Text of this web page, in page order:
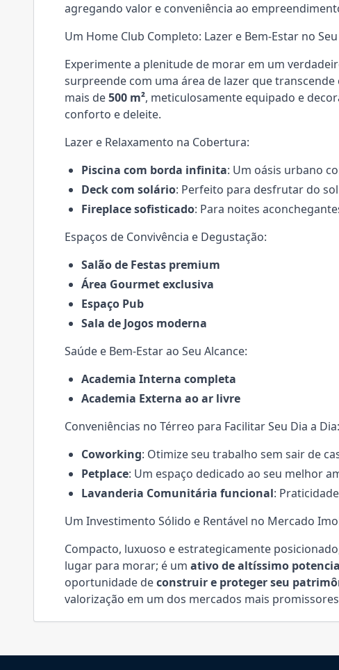
agregando valor e conveniência ao
Um Home Club Completo: Lazer e Bem-Estar no
Experimente a plenitude de morar em um
surpreende com uma área de lazer que transcende
mais de500 m², meticulosamente equipado e
conforto e deleite.
Lazer e Relaxamento na Cobertura:
Piscina com borda infinita: Um oásis urbano
Deck com solário: Perfeito para desfrutar do
Fireplace sofisticado: Para noites
Espaços de Convivência e Degustação:
Salão de Festas premium
Área Gourmet exclusiva
Espaço Pub
Sala de Jogos moderna
Saúde e Bem-Estar ao Seu Alcance:
Academia Interna completa
Academia Externa ao ar livre
Conveniências no Térreo para Facilitar Seu Dia a Dia:
Coworking: Otimize seu trabalho sem sair de
Petplace: Um espaço dedicado ao seu melhor
Lavanderia Comunitária funcional:
Um Investimento Sólido e Rentável no Mercado
Compacto, luxuoso e estrategicamente
lugar para morar; é um ativo de altíssimo
oportunidade deconstruir e proteger seu
valorização em um dos mercados mais